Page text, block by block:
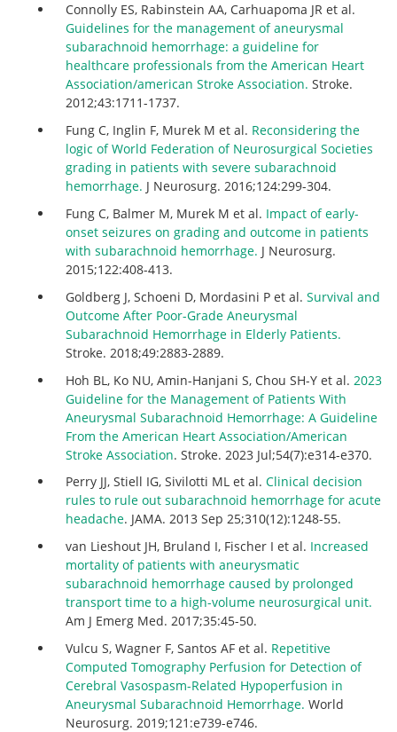
Connolly ES, Rabinstein AA, Carhuapoma JR et al.
Guidelines for the management of aneurysmal
subarachnoid hemorrhage: a guideline for
healthcare professionals from the American Heart
Association/american Stroke Association. Stroke.
2012;43:1711-1737.
Fung C, Inglin F, Murek M et al. Reconsidering the
logic of World Federation of Neurosurgical Societies
grading in patients with severe subarachnoid
hemorrhage. J Neurosurg. 2016;124:299-304.
Fung C, Balmer M, Murek M et al. Impact of early-
onset seizures on grading and outcome in patients
with subarachnoid hemorrhage. J Neurosurg.
2015;122:408-413.
Goldberg J, Schoeni D, Mordasini P et al. Survival and
Outcome After Poor-Grade Aneurysmal
Subarachnoid Hemorrhage in Elderly Patients.
Stroke. 2018;49:2883-2889.
Hoh BL, Ko NU, Amin-Hanjani S, Chou SH-Y et al. 2023
Guideline for the Management of Patients With
Aneurysmal Subarachnoid Hemorrhage: A Guideline
From the American Heart Association/American
Stroke Association. Stroke. 2023 Jul;54(7):e314-e370.
Perry JJ, Stiell IG, Sivilotti ML et al. Clinical decision
rules to rule out subarachnoid hemorrhage for acute
headache. JAMA. 2013 Sep 25;310(12):1248-55.
van Lieshout JH, Bruland I, Fischer I et al. Increased
mortality of patients with aneurysmatic
subarachnoid hemorrhage caused by prolonged
transport time to a high-volume neurosurgical unit.
Am J Emerg Med. 2017;35:45-50.
Vulcu S, Wagner F, Santos AF et al. Repetitive
Computed Tomography Perfusion for Detection of
Cerebral Vasospasm-Related Hypoperfusion in
Aneurysmal Subarachnoid Hemorrhage. World
Neurosurg. 2019;121:e739-e746.